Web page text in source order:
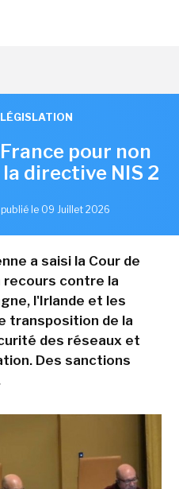
LÉGISLATION
pour non
directive NIS 2
publié le 09 Juillet 2026
a saisi la Cour de
recours contre la
l'Irlande et les
transposition de la
des réseaux et
Des sanctions